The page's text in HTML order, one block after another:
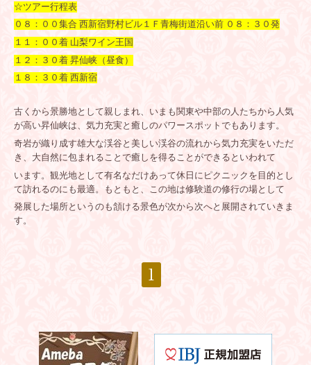
☆ツアー行程表
０８：００集合 西新宿野村ビル１Ｆ青梅街道沿い前 ０８：３０発
１１：００着 山梨ワイン王国
１２：３０着 昇仙峡（昼食）
１８：３０着 西新宿
古くから景勝地として親しまれ、いまも関東や中部の人たちから人気
が高い昇仙峡は、気力充実と癒しのパワースポットでもあります。
奇岩が織り成す雄大な渓谷と美しい渓谷の流れから気力充実をいただ
き、大自然に包まれることで癒しを得ることができるといわれて
います。観光地として有名なだけあって休日にピクニックを目的とし
て訪れるのにも最適。もともと、この地は修験道の修行の場として
発展した場所というのも頷ける景色が次から次へと展開されていきま
す。
1